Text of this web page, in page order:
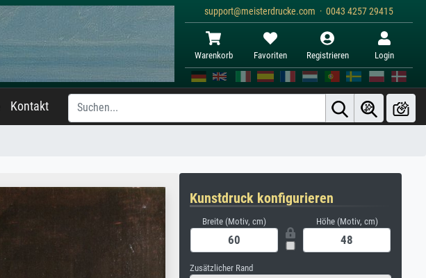
support@meisterdrucke.com · 0043 4257 29415
Warenkorb Favoriten Registrieren Login
Kontakt
Kunstdruck konfigurieren
Breite (Motiv, cm) Höhe (Motiv, cm)
Zusätzlicher Rand